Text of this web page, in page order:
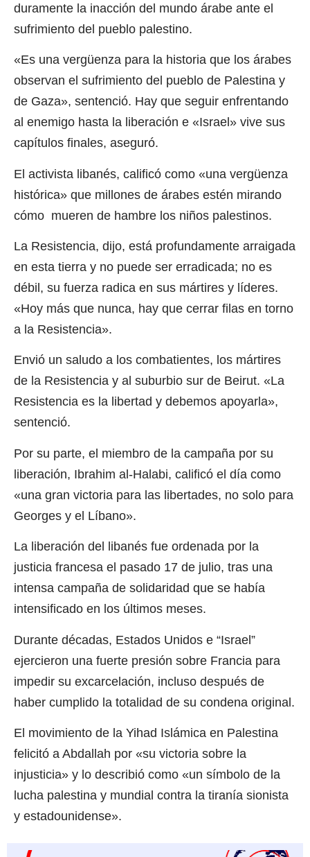
duramente la inacción del mundo árabe ante el
sufrimiento del pueblo palestino.
«Es una vergüenza para la historia que los árabes
observan el sufrimiento del pueblo de Palestina y
de Gaza», sentenció. Hay que seguir enfrentando
al enemigo hasta la liberación e «Israel» vive sus
capítulos finales, aseguró.
El activista libanés, calificó como «una vergüenza
histórica» que millones de árabes estén mirando
cómo mueren de hambre los niños palestinos.
La Resistencia, dijo, está profundamente arraigada
en esta tierra y no puede ser erradicada; no es
débil, su fuerza radica en sus mártires y líderes.
«Hoy más que nunca, hay que cerrar filas en torno
a la Resistencia».
Envió un saludo a los combatientes, los mártires
de la Resistencia y al suburbio sur de Beirut. «La
Resistencia es la libertad y debemos apoyarla»,
sentenció.
Por su parte, el miembro de la campaña por su
liberación, Ibrahim al-Halabi, calificó el día como
«una gran victoria para las libertades, no solo para
Georges y el Líbano».
La liberación del libanés fue ordenada por la
justicia francesa el pasado 17 de julio, tras una
intensa campaña de solidaridad que se había
intensificado en los últimos meses.
Durante décadas, Estados Unidos e “Israel”
ejercieron una fuerte presión sobre Francia para
impedir su excarcelación, incluso después de
haber cumplido la totalidad de su condena original.
El movimiento de la Yihad Islámica en Palestina
felicitó a Abdallah por «su victoria sobre la
injusticia» y lo describió como «un símbolo de la
lucha palestina y mundial contra la tiranía sionista
y estadounidense».